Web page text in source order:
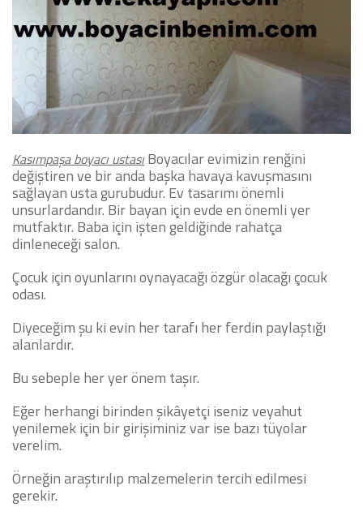
Kasımpaşa boyacı ustasıBoyacılar evimizin renğini
değiştiren ve bir anda başka havaya kavuşmasını
sağlayan usta gurubudur. Ev tasarımı önemli
unsurlardandır. Bir bayan için evde en önemli yer
mutfaktır. Baba için işten geldiğinde rahatça
dinleneceği salon.
Çocuk için oyunlarını oynayacağı özgür olacağı çocuk
odası.
Diyeceğim şu ki evin her tarafı her ferdin paylaştığı
alanlardır.
Bu sebeple her yer önem taşır.
Eğer herhangi birinden şikâyetçi iseniz veyahut
yenilemek için bir girişiminiz var ise bazı tüyolar
verelim.
Örneğin araştırılıp malzemelerin tercih edilmesi
gerekir.